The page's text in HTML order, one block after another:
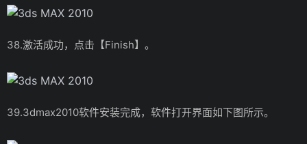
38.激活成功，点击【Finish】。
39.3dmax2010软件安装完成，软件打开界面如下图所示。